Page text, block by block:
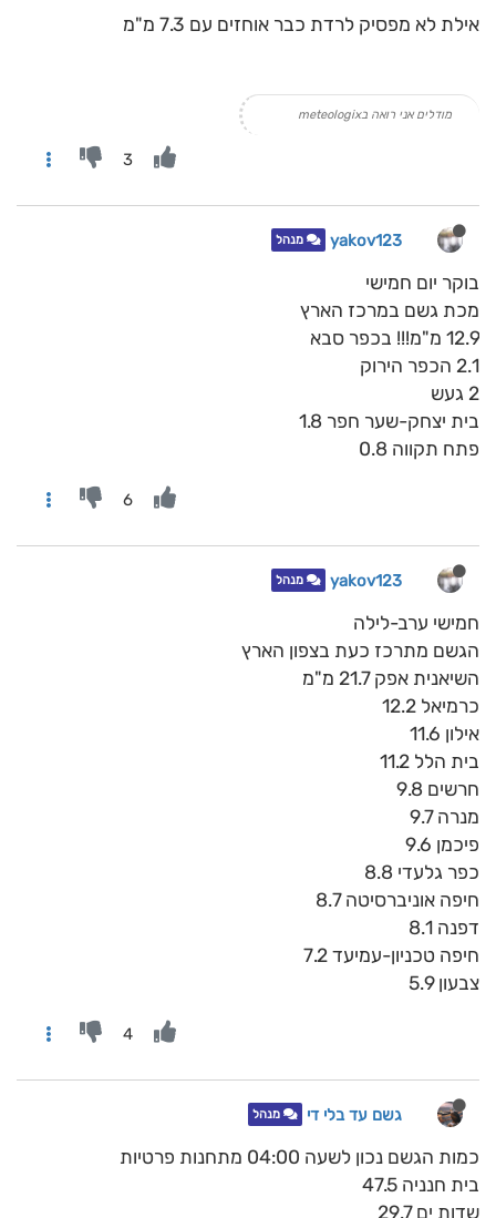
אילת לא מפסיק לרדת כבר אוחזים עם 7.3 מ"מ
מודלים אני רואה בmeteologix
3
yakov123 מנהל
בוקר יום חמישי
מכת גשם במרכז הארץ
12.9 מ"מ!!! בכפר סבא
2.1 הכפר הירוק
2 געש
בית יצחק-שער חפר 1.8
פתח תקווה 0.8
6
yakov123 מנהל
חמישי ערב-לילה
הגשם מתרכז כעת בצפון הארץ
השיאנית אפק 21.7 מ"מ
כרמיאל 12.2
אילון 11.6
בית הלל 11.2
חרשים 9.8
מנרה 9.7
פיכמן 9.6
כפר גלעדי 8.8
חיפה אוניברסיטה 8.7
דפנה 8.1
חיפה טכניון-עמיעד 7.2
צבעון 5.9
4
גשם עד בלי די מנהל
כמות הגשם נכון לשעה 04:00 מתחנות פרטיות
בית חנניה 47.5
שדות ים 29.7